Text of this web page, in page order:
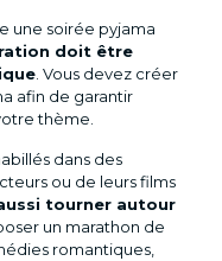
une soirée pyjama
doit être
. Vous devez créer
afin de garantir
thème.
dans des
ou de leurs films
tourner autour
un marathon de
romantiques,